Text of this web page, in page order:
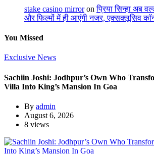
stake casino mirroronप्रिया सिन्हा अब
और फिल्मों में ही आएंगी नजर, एक्सक्लूसिव
You Missed
Exclusive News
Sachiin Joshi: Jodhpur’s Own Who
Villa Into King’s Mansion In Goa
By admin
August 6, 2026
8 views